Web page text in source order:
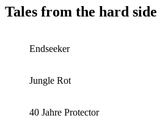
Tales from the hard side
Endseeker
Jungle Rot
40 Jahre Protector